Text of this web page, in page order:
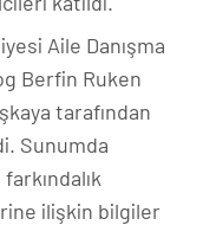
Aile Danışma
Berfin Ruken
tarafından
Sunumda
ilişkin bilgiler